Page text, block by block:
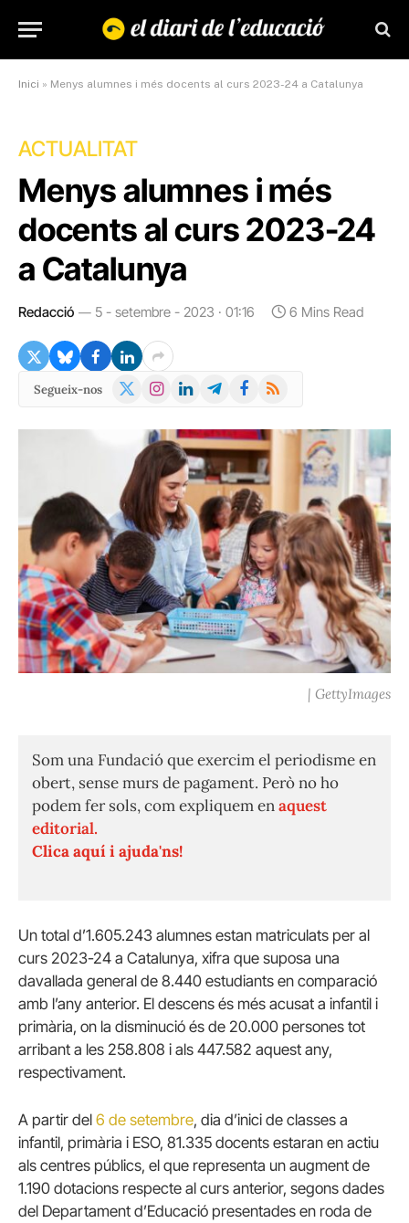
Inici » Menys alumnes i més docents al curs 2023-24 a Catalunya
ACTUALITAT
Menys alumnes i més
docents al curs 2023-24
a Catalunya
Redacció 5 - setembre - 2023 · 01:16 6 Mins Read
Segueix-nos
X
Instagram
LinkedInTelegramFacebook
RSS
| GettyImages
Som una Fundació que exercim el periodisme en
obert, sense murs de pagament. Però no ho
podem fer sols, com expliquem enaquest
editorial.
Clica aquí i ajuda'ns!
Un total d’1.605.243 alumnes estan matriculats per al
curs 2023-24 a Catalunya, xifra que suposa una
davallada general de 8.440 estudiants en comparació
amb l’any anterior. El descens és més acusat a infantil i
primària, on la disminució és de 20.000 persones tot
arribant a les 258.808 i als 447.582 aquest any,
respectivament.
A partir del 6 de setembre, dia d’inici de classes a
infantil, primària i ESO, 81.335 docents estaran en actiu
als centres públics, el que representa un augment de
1.190 dotacions respecte al curs anterior, segons dades
del Departament d’Educació presentades en roda de